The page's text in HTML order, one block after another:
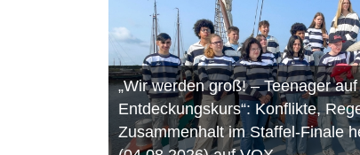
„Wir werden groß! – Teenager auf
Entdeckungskurs“: Konflikte,
Zusammenhalt im Staffel-Finale